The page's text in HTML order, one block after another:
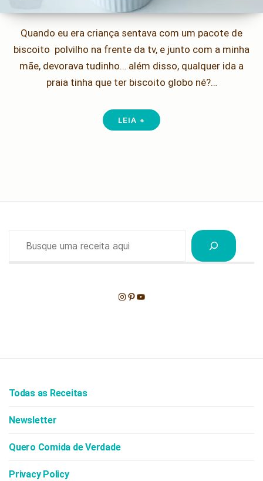
Quando eu era criança sentava com um pacote de
biscoito polvilho na frente da tv, e junto com a minha
mãe, devorava tudinho… além disso, qualquer ida a
praia tinha que ter biscoito globo né?…
LEIA +
Instagram
Pinterest
Youtube
Todas as Receitas
Newsletter
Quero Comida de Verdade
Privacy Policy